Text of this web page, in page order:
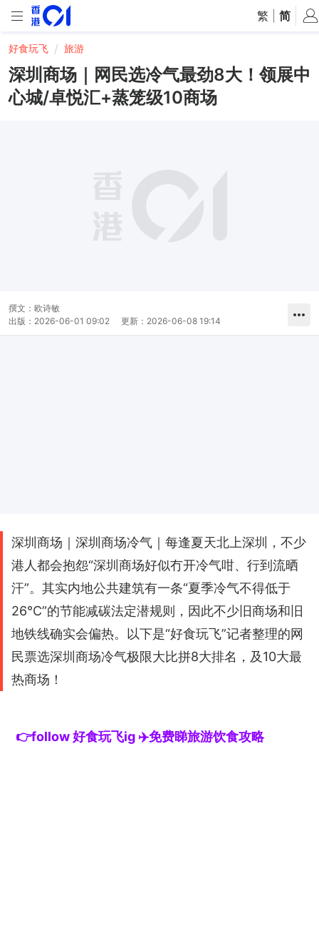
繁 简
好食玩飞 旅游
深圳商场｜网民选冷气最劲8大！领展中
心城/卓悦汇+蒸笼级10商场
撰文： 欧诗敏
出版： 2026-06-01 09:02 更新： 2026-06-08 19:14
深圳商场｜深圳商场冷气｜每逢夏天北上深圳，不少
港人都会抱怨“深圳商场好似冇开冷气咁、行到流晒
汗”。其实内地公共建筑有一条“夏季冷气不得低于
26°C”的节能减碳法定潜规则，因此不少旧商场和旧
地铁线确实会偏热。以下是“好食玩飞”记者整理的网
民票选深圳商场冷气极限大比拼8大排名，及10大最
热商场！
👉follow 好食玩飞ig ✈️免费睇旅游饮食攻略